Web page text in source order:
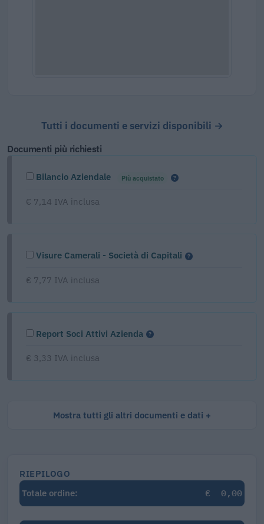
Tutti i documenti e servizi disponibili →
Documenti più richiesti
Bilancio Aziendale Più acquistato
€ 7,14 IVA inclusa
Visure Camerali - Società di Capitali
€ 7,77 IVA inclusa
Report Soci Attivi Azienda
€ 3,33 IVA inclusa
Mostra tutti gli altri documenti e dati
RIEPILOGO
Totale ordine:
€ 0,00